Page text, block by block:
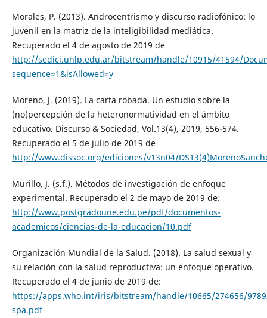
Morales, P. (2013). Androcentrismo y discurso radiofónico: lo
juvenil en la matriz de la inteligibilidad mediática.
Recuperado el 4 de agosto de 2019 de
http://sedici.unlp.edu.ar/bitstream/handle/10915/41594/
sequence=1&isAllowed=y
Moreno, J. (2019). La carta robada. Un estudio sobre la
(no)percepción de la heteronormatividad en el ámbito
educativo. Discurso & Sociedad, Vol.13(4), 2019, 556-574.
Recuperado el 5 de julio de 2019 de
http://www.dissoc.org/ediciones/v13n04/
Murillo, J. (s.f.). Métodos de investigación de enfoque
experimental. Recuperado el 2 de mayo de 2019 de:
http://www.postgradoune.edu.pe/pdf/documentos-
academicos/ciencias-de-la-educacion/10.pdf
Organización Mundial de la Salud. (2018). La salud sexual y
su relación con la salud reproductiva: un enfoque operativo.
Recuperado el 4 de junio de 2019 de:
https://apps.who.int/iris/bitstream/handle/10665/274656/
spa.pdf